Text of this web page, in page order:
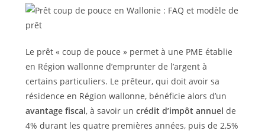
Le prêt « coup de pouce » permet à une PME établie
en Région wallonne d’emprunter de l’argent à
certains particuliers. Le prêteur, qui doit avoir sa
résidence en Région wallonne, bénéficie alors d’un
avantage fiscal, à savoir un crédit d’impôt annuel de
4% durant les quatre premières années, puis de 2,5%